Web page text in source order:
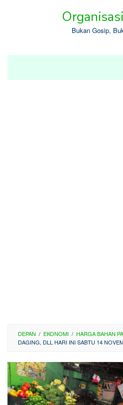
Bukan Gosip,
DEPAN / EKONOMI / HARGA BAHAN
DAGING, DLL HARI INI SABTU 14